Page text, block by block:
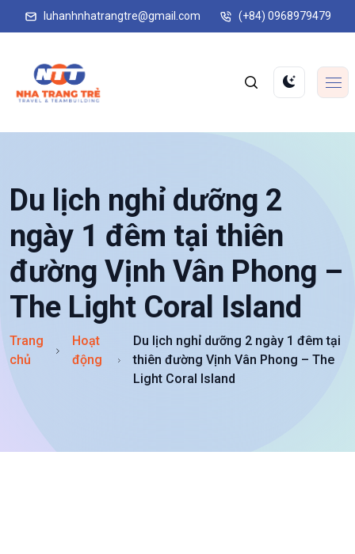
luhanhnhatrangtre@gmail.com (+84) 0968979479
Du lịch nghỉ dưỡng 2
ngày 1 đêm tại thiên
đường Vịnh Vân Phong –
The Light Coral Island
Trang
chủ
Hoạt
động
Du lịch nghỉ dưỡng 2 ngày 1 đêm tại
thiên đường Vịnh Vân Phong – The
Light Coral Island